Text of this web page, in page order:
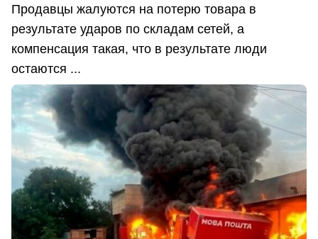
Продавцы жалуются на потерю товара в
результате ударов по складам сетей, а
компенсация такая, что в результате люди
остаются ...